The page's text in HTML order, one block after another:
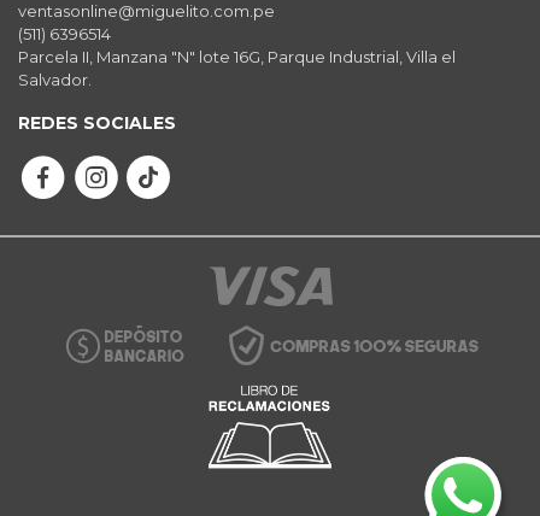
ventasonline@miguelito.com.pe
(511) 6396514
Parcela II, Manzana "N" lote 16G, Parque Industrial, Villa el
Salvador.
REDES SOCIALES